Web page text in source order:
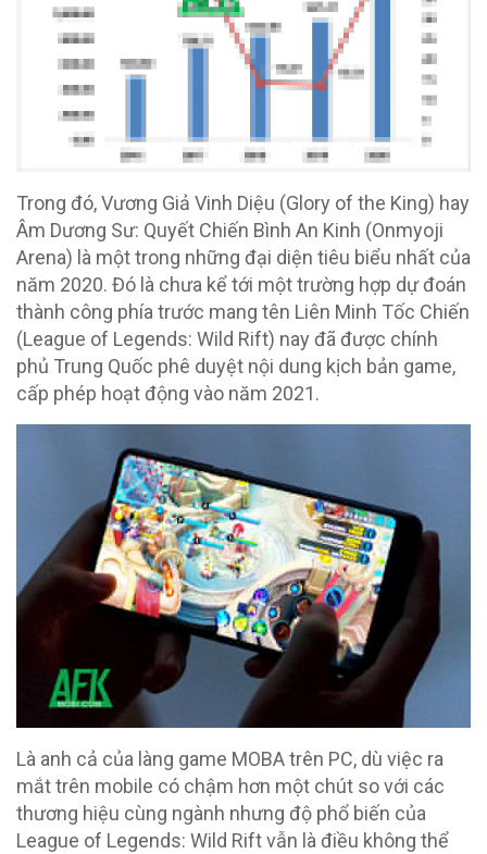
Trong đó, Vương Giả Vinh Diệu (Glory of the King) hay
Âm Dương Sư: Quyết Chiến Bình An Kinh (Onmyoji
Arena) là một trong những đại diện tiêu biểu nhất của
năm 2020. Đó là chưa kể tới một trường hợp dự đoán
thành công phía trước mang tên Liên Minh Tốc Chiến
(League of Legends: Wild Rift) nay đã được chính
phủ Trung Quốc phê duyệt nội dung kịch bản game,
cấp phép hoạt động vào năm 2021.
Là anh cả của làng game MOBA trên PC, dù việc ra
mắt trên mobile có chậm hơn một chút so với các
thương hiệu cùng ngành nhưng độ phổ biến của
League of Legends: Wild Rift vẫn là điều không thể